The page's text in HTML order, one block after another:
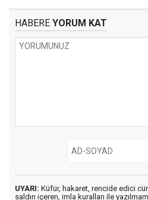
HABERE YORUM KAT
UYARI: Küfür, hakaret, rencide edici
saldırı içeren, imla kuralları ile